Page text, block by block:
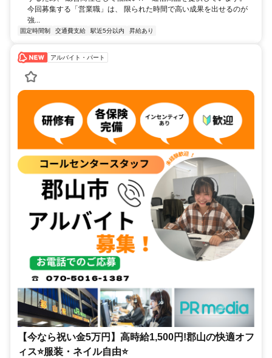
今回募集する「営業職」は、 限られた時間で高い成果を出せるのが
強...
固定時間制 交通費支給 駅近5分以内 昇給あり
アルバイト・パート
【今なら祝い金5万円】高時給1,500円!郡山の快適オフ
ィス⭐服装・ネイル自由⭐